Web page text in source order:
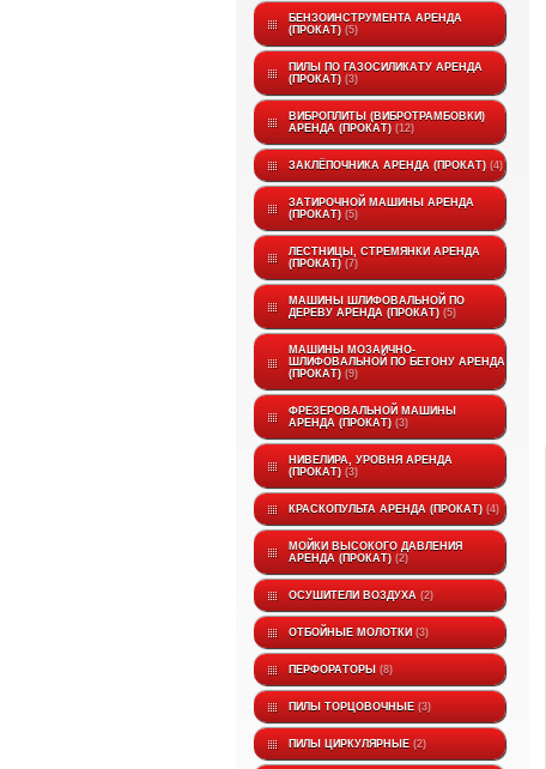
БЕНЗОИНСТРУМЕНТА АРЕНДА
(ПРОКАТ) 5
ПИЛЫ ПО ГАЗОСИЛИКАТУ АРЕНДА
(ПРОКАТ) 3
ВИБРОПЛИТЫ (ВИБРОТРАМБОВКИ)
АРЕНДА (ПРОКАТ) 12
ЗАКЛЁПОЧНИКА АРЕНДА (ПРОКАТ) 4
ЗАТИРОЧНОЙ МАШИНЫ АРЕНДА
(ПРОКАТ) 5
ЛЕСТНИЦЫ, СТРЕМЯНКИ АРЕНДА
(ПРОКАТ) 7
МАШИНЫ ШЛИФОВАЛЬНОЙ ПО
ДЕРЕВУ АРЕНДА (ПРОКАТ) 5
МАШИНЫ МОЗАИЧНО-
ШЛИФОВАЛЬНОЙ ПО БЕТОНУ АРЕНДА
(ПРОКАТ) 9
ФРЕЗЕРОВАЛЬНОЙ МАШИНЫ
АРЕНДА (ПРОКАТ) 3
НИВЕЛИРА, УРОВНЯ АРЕНДА
(ПРОКАТ) 3
КРАСКОПУЛЬТА АРЕНДА (ПРОКАТ) 4
МОЙКИ ВЫСОКОГО ДАВЛЕНИЯ
АРЕНДА (ПРОКАТ) 2
ОСУШИТЕЛИ ВОЗДУХА 2
ОТБОЙНЫЕ МОЛОТКИ 3
ПЕРФОРАТОРЫ 8
ПИЛЫ ТОРЦОВОЧНЫЕ 3
ПИЛЫ ЦИРКУЛЯРНЫЕ 2